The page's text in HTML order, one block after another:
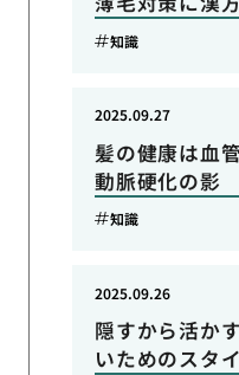
知識
髪の健康は血
動脈硬化の影
2025.09.27
知識
隠すから活か
いためのスタ
2025.09.26